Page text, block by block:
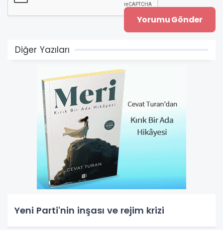
Diğer Yazıları
Yeni Parti'nin inşası ve rejim krizi